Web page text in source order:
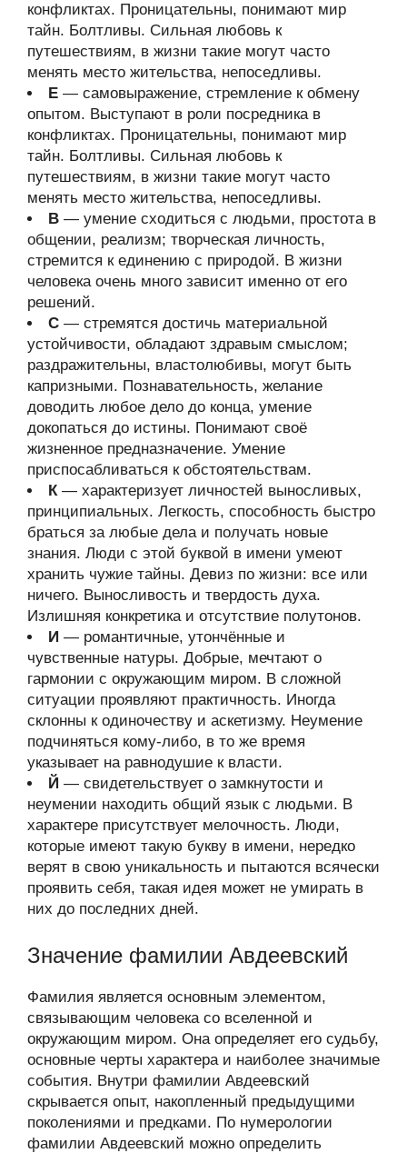
конфликтах. Проницательны, понимают мир
тайн. Болтливы. Сильная любовь к
путешествиям, в жизни такие могут часто
менять место жительства, непоседливы.
Е — самовыражение, стремление к обмену
опытом. Выступают в роли посредника в
конфликтах. Проницательны, понимают мир
тайн. Болтливы. Сильная любовь к
путешествиям, в жизни такие могут часто
менять место жительства, непоседливы.
В — умение сходиться с людьми, простота в
общении, реализм; творческая личность,
стремится к единению с природой. В жизни
человека очень много зависит именно от его
решений.
С — стремятся достичь материальной
устойчивости, обладают здравым смыслом;
раздражительны, властолюбивы, могут быть
капризными. Познавательность, желание
доводить любое дело до конца, умение
докопаться до истины. Понимают своё
жизненное предназначение. Умение
приспосабливаться к обстоятельствам.
К— характеризует личностей выносливых,
принципиальных. Легкость, способность быстро
браться за любые дела и получать новые
знания. Люди с этой буквой в имени умеют
хранить чужие тайны. Девиз по жизни: все или
ничего. Выносливость и твердость духа.
Излишняя конкретика и отсутствие полутонов.
И — романтичные, утончённые и
чувственные натуры. Добрые, мечтают о
гармонии с окружающим миром. В сложной
ситуации проявляют практичность. Иногда
склонны к одиночеству и аскетизму. Неумение
подчиняться кому-либо, в то же время
указывает на равнодушие к власти.
Й — свидетельствует о замкнутости и
неумении находить общий язык с людьми. В
характере присутствует мелочность. Люди,
которые имеют такую букву в имени, нередко
верят в свою уникальность и пытаются всячески
проявить себя, такая идея может не умирать в
них до последних дней.
Значение фамилии Авдеевский
Фамилия является основным элементом,
связывающим человека со вселенной и
окружающим миром. Она определяет его судьбу,
основные черты характера и наиболее значимые
события. Внутри фамилии Авдеевский
скрывается опыт, накопленный предыдущими
поколениями и предками. По нумерологии
фамилии Авдеевский можно определить